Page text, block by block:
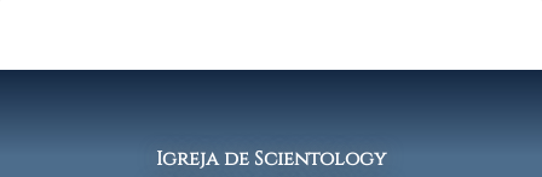
Igreja de Scientology